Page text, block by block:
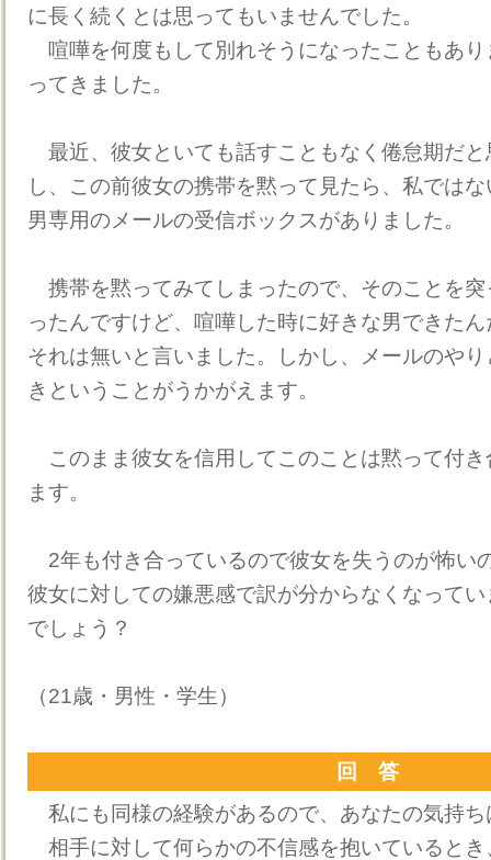
に長く続くとは思ってもいませんでした。
喧嘩を何度もして別れそうになったこともあ
ってきました。
最近、彼女といても話すこともなく倦怠期だ
し、この前彼女の携帯を黙って見たら、私では
男専用のメールの受信ボックスがありました。
携帯を黙ってみてしまったので、そのことを
ったんですけど、喧嘩した時に好きな男できた
それは無いと言いました。しかし、メールのや
きということがうかがえます。
このまま彼女を信用してこのことは黙って付
ます。
2年も付き合っているので彼女を失うのが怖い
彼女に対しての嫌悪感で訳が分からなくなって
でしょう？
（21歳・男性・学生）
回 答
私にも同様の経験があるので、あなたの気持ち
相手に対して何らかの不信感を抱いていると